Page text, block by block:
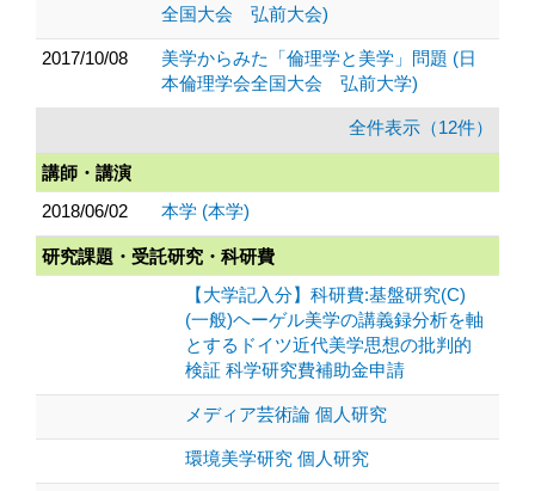
全国大会 弘前大会)
2017/10/08
美学からみた「倫理学と美学」問題 (日
本倫理学会全国大会 弘前大学)
全件表示（12件）
講師・講演
2018/06/02
本学 (本学)
研究課題・受託研究・科研費
【大学記入分】科研費:基盤研究(C)
(一般)ヘーゲル美学の講義録分析を軸
とするドイツ近代美学思想の批判的
検証 科学研究費補助金申請
メディア芸術論 個人研究
環境美学研究 個人研究